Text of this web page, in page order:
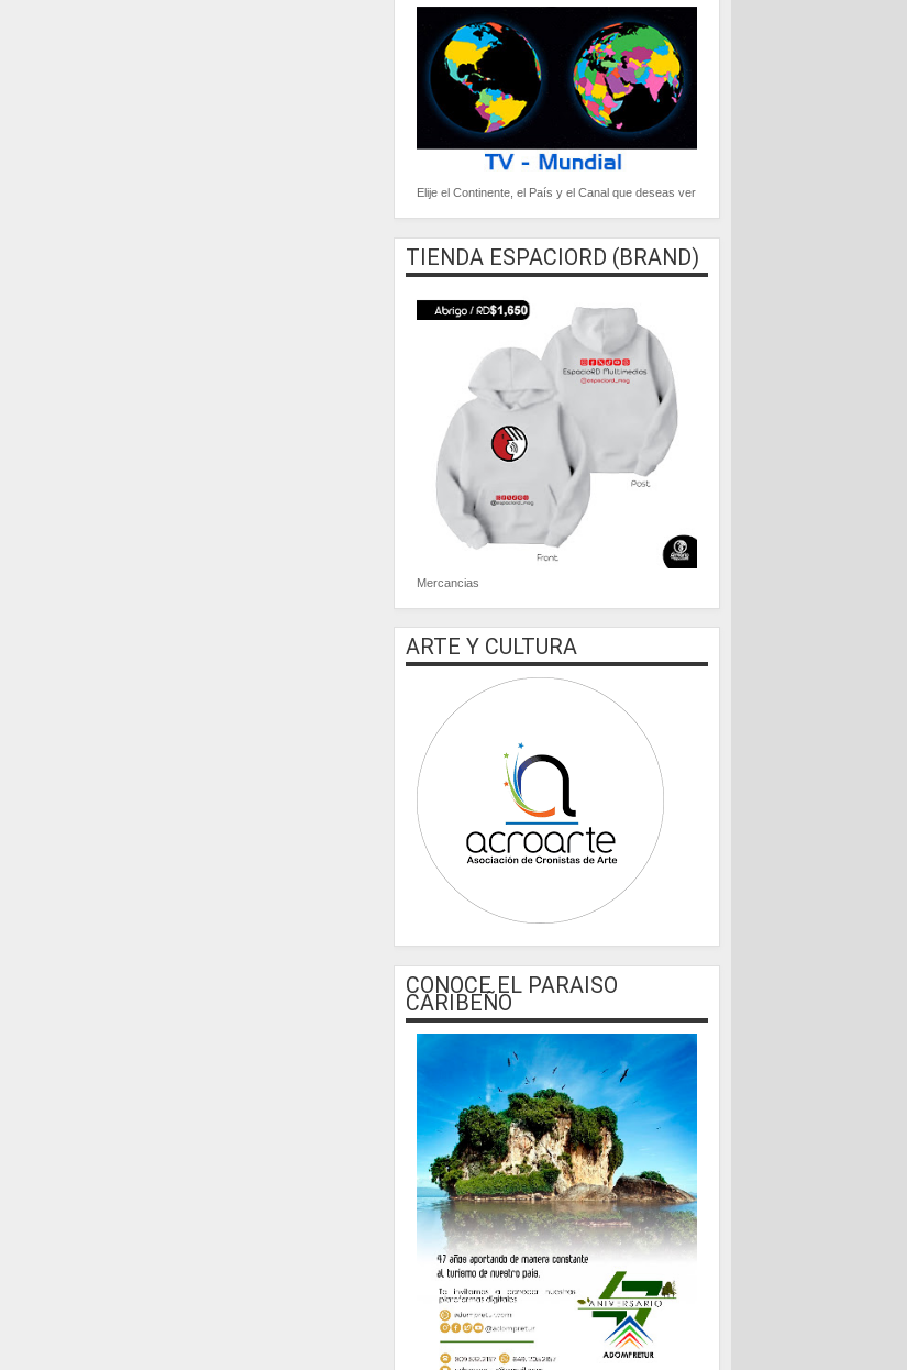
Elije el Continente, el País y el Canal que deseas ver
TIENDA ESPACIORD (BRAND)
Mercancias
ARTE Y CULTURA
CONOCE EL PARAISO
CARIBEÑO